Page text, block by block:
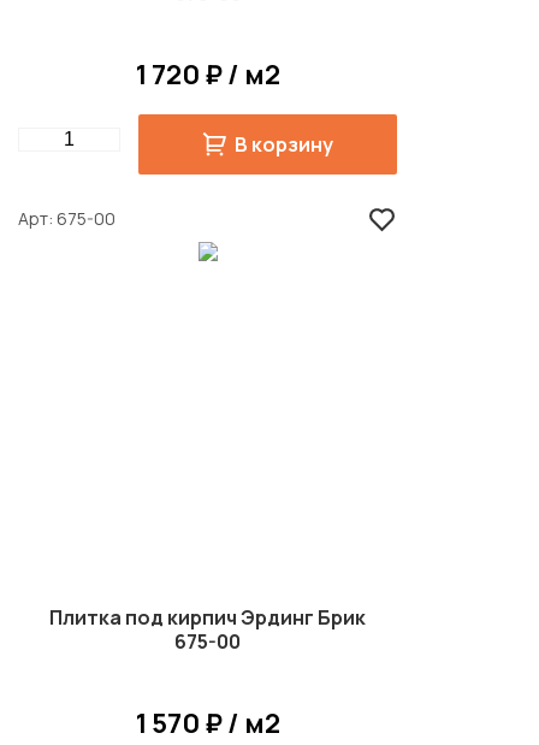
1 720 ₽ / м2
Quantity В корзину
Арт 675-00
Плитка под кирпич Эрдинг Брик
675-00
1 570 ₽ / м2